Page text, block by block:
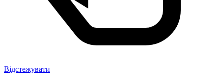
Відстежувати